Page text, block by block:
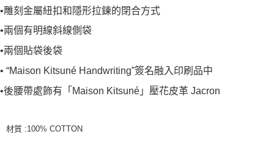
•雕刻金屬紐扣和隱形拉鍊的閉合方式
•兩個有明線斜線側袋
•兩個貼袋後袋
• “Maison Kitsuné Handwriting”簽名融入印刷品中
•後腰帶處飾有「Maison Kitsuné」壓花皮革 Jacron
材質 :100% COTTON